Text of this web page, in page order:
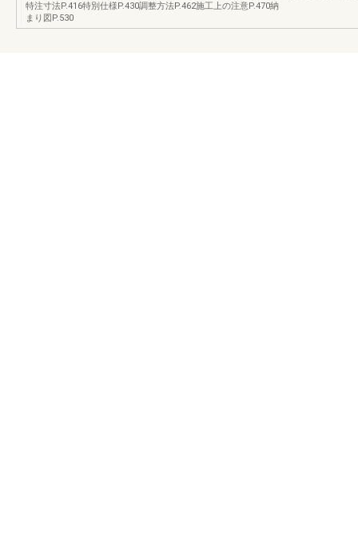
特注寸法P.416特別仕様P.430調整方法P.462施工上の注意P.470納
まり図P.530